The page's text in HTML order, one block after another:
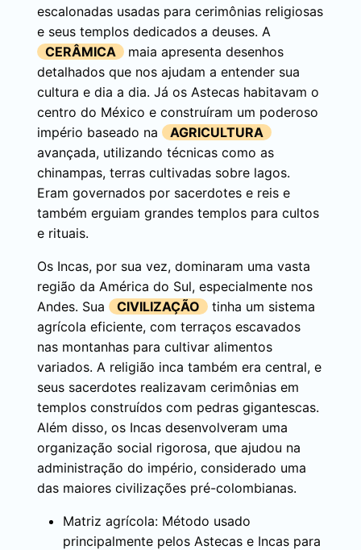
escalonadas usadas para cerimônias religiosas
e seus templos dedicados a deuses. A
CERÂMICA
maia apresenta desenhos
detalhados que nos ajudam a entender sua
cultura e dia a dia. Já os Astecas habitavam o
centro do México e construíram um poderoso
império baseado na
AGRICULTURA
avançada, utilizando técnicas como as
chinampas, terras cultivadas sobre lagos.
Eram governados por sacerdotes e reis e
também erguiam grandes templos para cultos
e rituais.
Os Incas, por sua vez, dominaram uma vasta
região da América do Sul, especialmente nos
Andes. Sua
CIVILIZAÇÃO
tinha um sistema
agrícola eficiente, com terraços escavados
nas montanhas para cultivar alimentos
variados. A religião inca também era central, e
seus sacerdotes realizavam cerimônias em
templos construídos com pedras gigantescas.
Além disso, os Incas desenvolveram uma
organização social rigorosa, que ajudou na
administração do império, considerado uma
das maiores civilizações pré-colombianas.
Matriz agrícola: Método usado
principalmente pelos Astecas e Incas para